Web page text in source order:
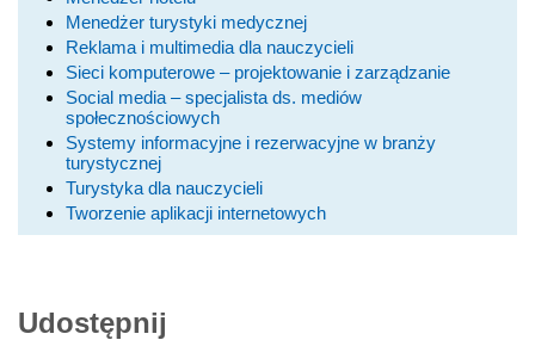
Menedżer turystyki medycznej
Reklama i multimedia dla nauczycieli
Sieci komputerowe – projektowanie i zarządzanie
Social media – specjalista ds. mediów
społecznościowych
Systemy informacyjne i rezerwacyjne w branży
turystycznej
Turystyka dla nauczycieli
Tworzenie aplikacji internetowych
Udostępnij